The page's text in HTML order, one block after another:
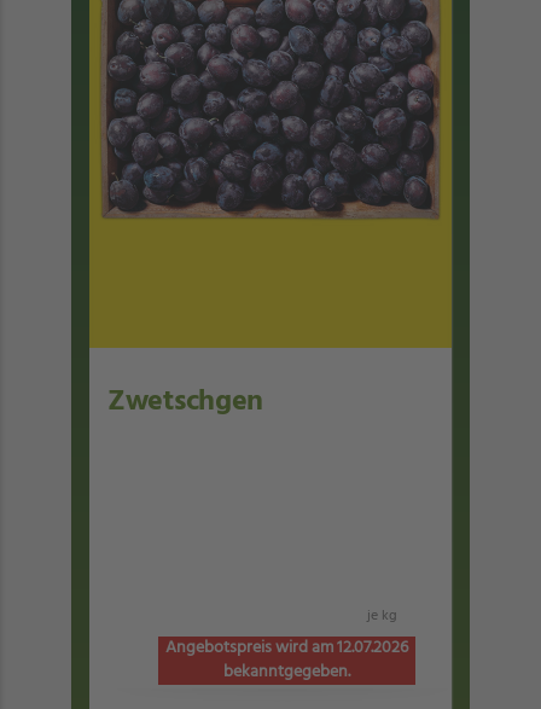
Zwetschgen
je kg
Angebotspreis wird am 12.07.2026
bekanntgegeben.